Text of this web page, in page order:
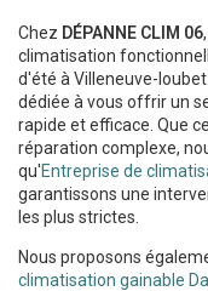
Chez DÉPANNE CLIM 06
climatisation
d'été à Villeneuve-
dédiée à vous offrir un
rapide et efficace. Que
réparation complexe,
qu'Entreprise de
garantissons une
les plus strictes.
Nous proposons
climatisation gainable